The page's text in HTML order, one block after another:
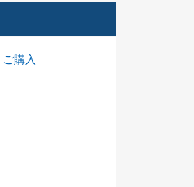
ご購入